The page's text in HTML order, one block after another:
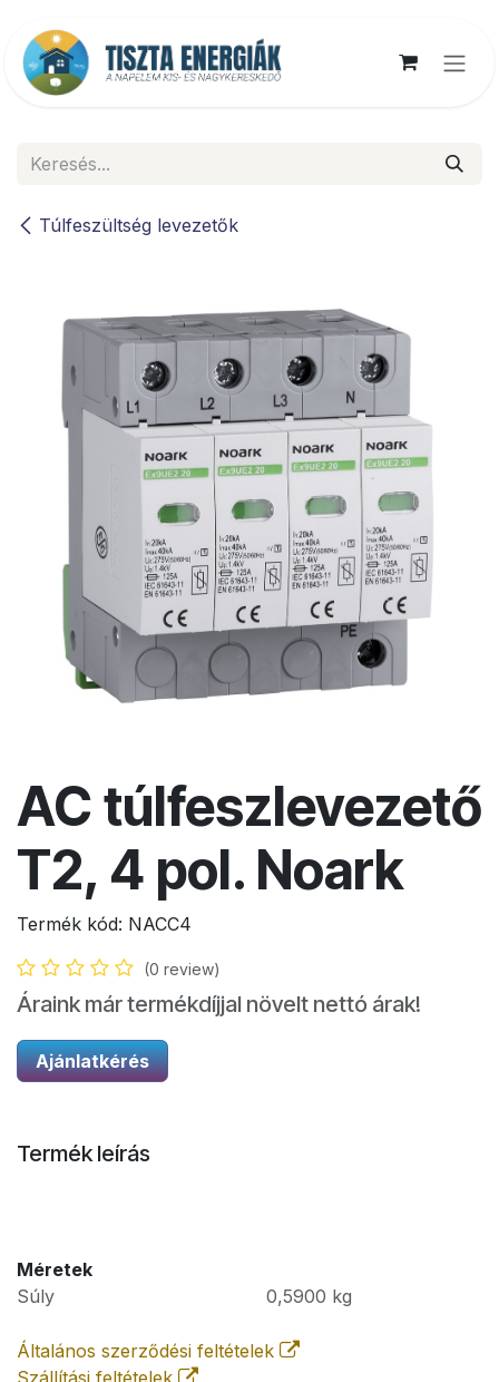
Túlfeszültség levezetők
AC túlfeszlevezető
T2, 4 pol. Noark
Termék kód: NACC4
(0 review)
Áraink már termékdíjjal növelt nettó árak!
Ajánlatkérés
Termék leírás
Méretek
Súly
0,5900 kg
Általános szerződési feltételek
Szállítási feltételek